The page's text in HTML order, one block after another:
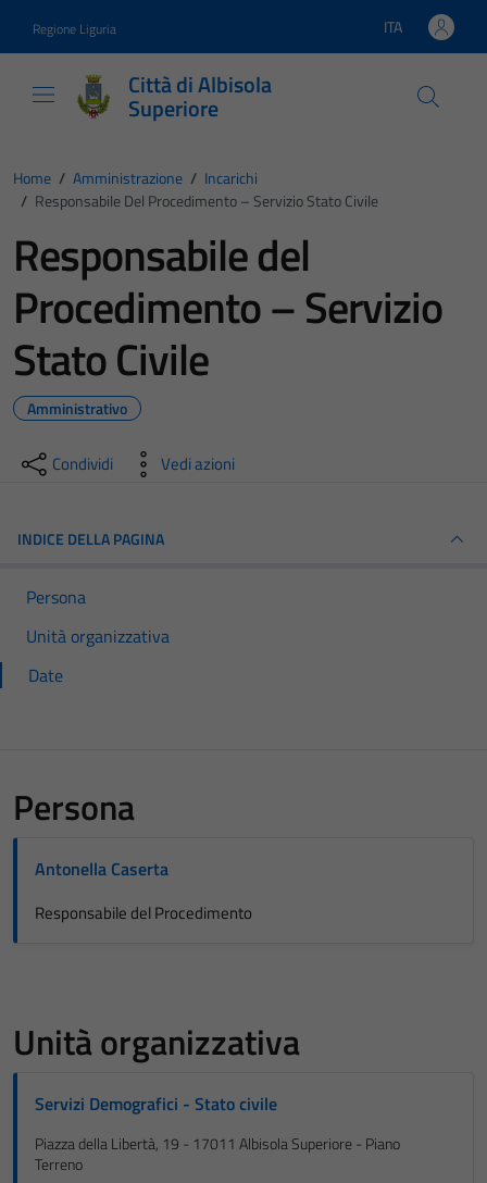
Regione Liguria Lingua attiva:
ITA
Città di Albisola
Superiore
Home / Amministrazione / Incarichi
/ Responsabile Del Procedimento – Servizio Stato Civile
Responsabile del
Procedimento – Servizio
Stato Civile
Amministrativo
Condividi Vedi azioni
INDICE DELLA PAGINA
Persona
Unità organizzativa
Date
Persona
Antonella Caserta
Responsabile del Procedimento
Unità organizzativa
Servizi Demografici - Stato civile
Piazza della Libertà, 19 - 17011 Albisola Superiore - Piano
Terreno